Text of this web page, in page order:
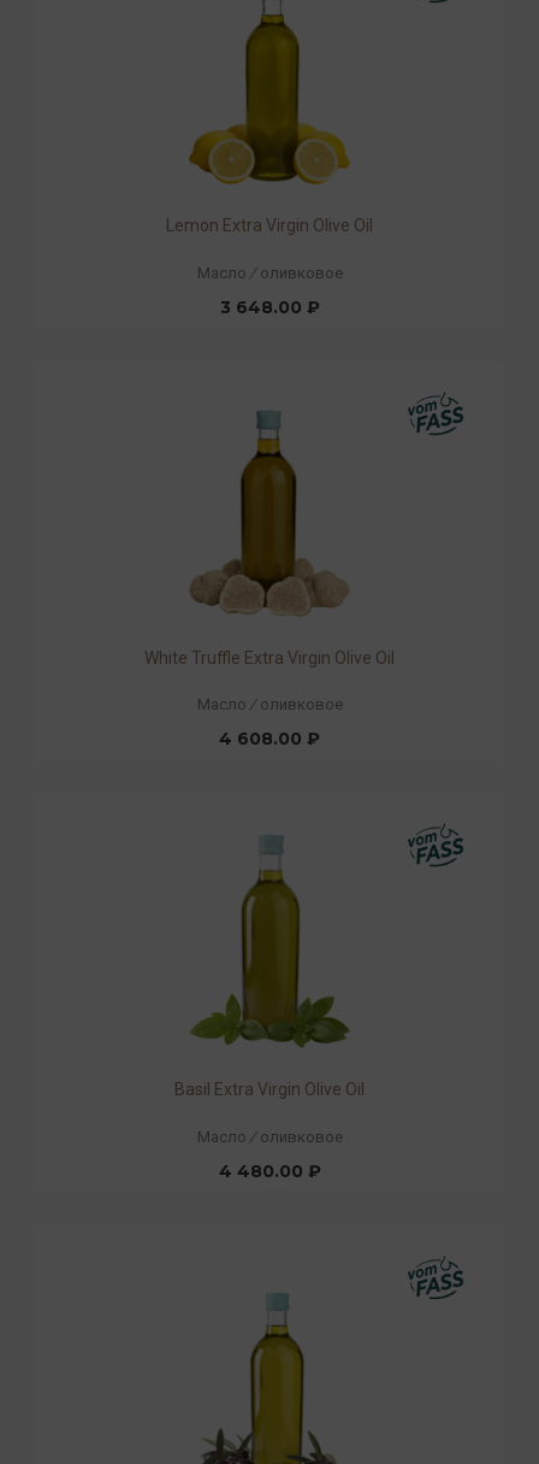
Lemon Extra Virgin Olive Oil
Масло / оливковое
3 648.00 ₽
White Truffle Extra Virgin Olive Oil
Масло / оливковое
4 608.00 ₽
Basil Extra Virgin Olive Oil
Масло / оливковое
4 480.00 ₽